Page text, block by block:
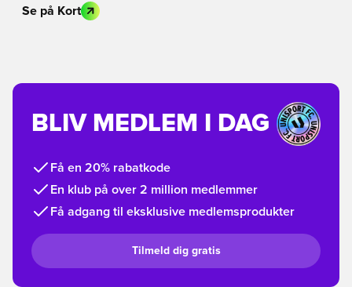
Se på Kort
BLIV MEDLEM I DAG
Få en 20% rabatkode
En klub på over 2 million medlemmer
Få adgang til eksklusive medlemsprodukter
Tilmeld dig gratis